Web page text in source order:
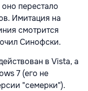
перестало
Имитация на
смотрится
Синофски.
в Vista, а
7 (его не
"семерки").